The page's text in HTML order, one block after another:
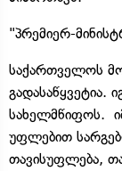
"პრემიერ-
საქართველოს
გადასაწყვეტია.
სახელმწიფოს.
უფლებით
თავისუფლება,